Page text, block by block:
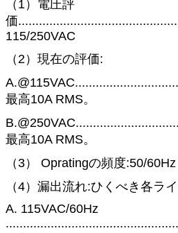
（1）電圧評
価
115/250VAC
（2）現在の評価:
最高10A RMS。
最高10A RMS。
（3） Opratingの頻度:50/60Hz
（4）漏出流れ:ひくべき各ラ
A. 115VAC/60Hz